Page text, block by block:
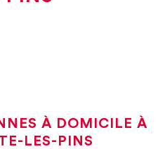
À DOMICILE À
LES-PINS